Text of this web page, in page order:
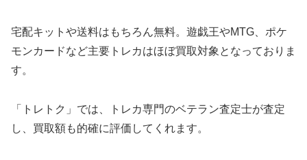
宅配キットや送料はもちろん無料。遊戯王やMTG、ポケ
モンカードなど主要トレカはほぼ買取対象となっておりま
す。
「トレトク」では、トレカ専門のベテラン査定士が査定
し、買取額も的確に評価してくれます。